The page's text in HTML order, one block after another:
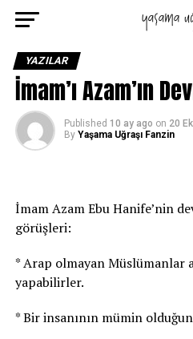
YAZILAR
İmam’ı Azam’ın
Published 10 ay ago on 20
By Yaşama Uğraşı Fanzin
İmam Azam Ebu Hanife’nin
görüşleri:
* Arap olmayan Müslümanlar
yapabilirler.
* Bir insanının mümin